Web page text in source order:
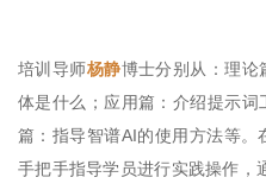
培训导师杨静博士分别从：理论
体是什么；应用篇：介绍提示
篇：指导智谱AI的使用方法等。
手把手指导学员进行实践操作，